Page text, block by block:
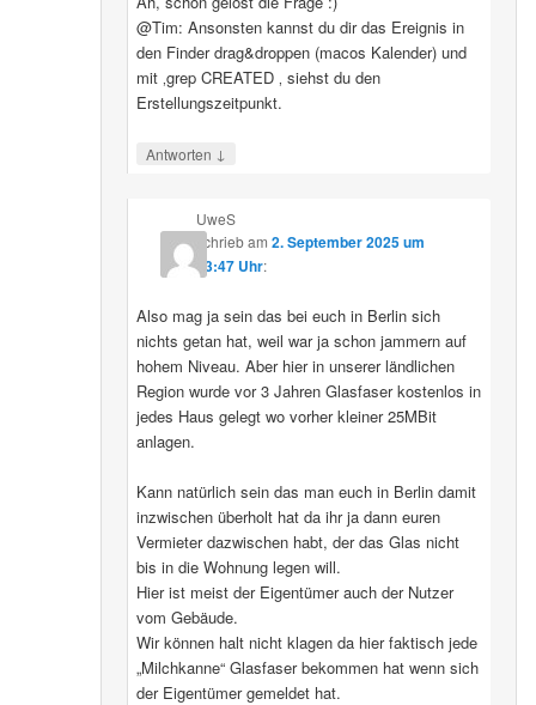
@Tim: Ansonsten kannst du dir das Ereignis in
den Finder drag&droppen (macos Kalender) und
mit ‚grep CREATED ‚ siehst du den
Erstellungszeitpunkt.
Antworten ↓
UweS
schriebam 2. September 2025 um
13:47 Uhr:
Also mag ja sein das bei euch in Berlin sich
nichts getan hat, weil war ja schon jammern auf
hohem Niveau. Aber hier in unserer ländlichen
Region wurde vor 3 Jahren Glasfaser kostenlos in
jedes Haus gelegt wo vorher kleiner 25MBit
anlagen.
Kann natürlich sein das man euch in Berlin damit
inzwischen überholt hat da ihr ja dann euren
Vermieter dazwischen habt, der das Glas nicht
bis in die Wohnung legen will.
Hier ist meist der Eigentümer auch der Nutzer
vom Gebäude.
Wir können halt nicht klagen da hier faktisch jede
„Milchkanne“ Glasfaser bekommen hat wenn sich
der Eigentümer gemeldet hat.